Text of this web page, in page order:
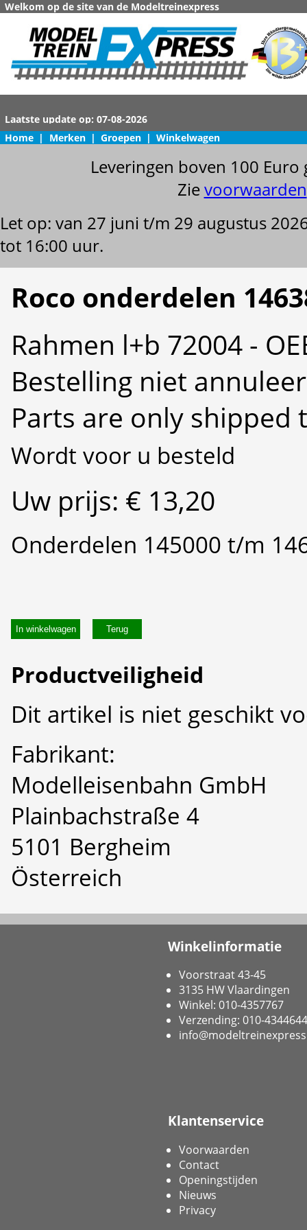
Welkom op de site van de Modeltreinexpress
Home | Merken | Groepen | Winkelwagen
Leveringen boven 100
Zievoorwaarden
Let op: van 27 juni t/m 29 augustus
tot 16:00 uur.
Roco onderdelen
Rahmen l+b 72004 -
Bestelling niet
Parts are only shipped
Wordt voor u besteld
Uw prijs: € 13,20
Onderdelen 145000 t/m
In winkelwagen
Productveiligheid
Dit artikel is niet geschikt
Fabrikant:
Modelleisenbahn GmbH
Plainbachstraße 4
5101 Bergheim
Österreich
Winkelinformatie
Voorstraat 43-45
3135 HW Vlaardingen
Winkel: 010-4357767
Verzending: 010-4344644
Klantenservice
Voorwaarden
Contact
Openingstijden
Nieuws
Privacy